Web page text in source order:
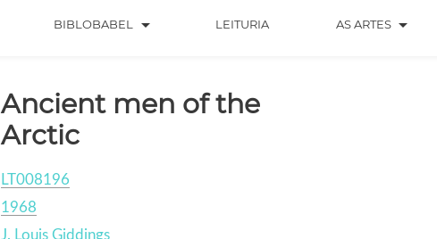
BIBLOBABEL arrow_drop_down LEITURIA AS ARTES arrow_drop_down
Ancient men of the
Arctic
LT008196
1968
J. Louis Giddings